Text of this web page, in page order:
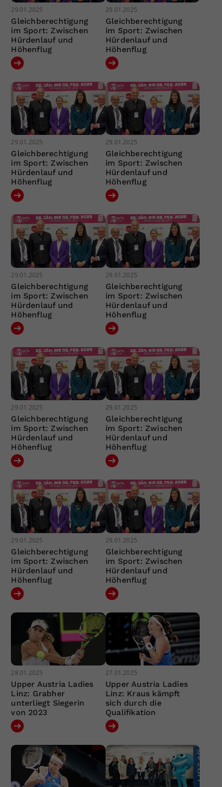
29.01.2025
Gleichberechtigung
im Sport: Zwischen
Hürdenlauf und
Höhenflug
29.01.2025
Gleichberechtigung
im Sport: Zwischen
Hürdenlauf und
Höhenflug
29.01.2025
Gleichberechtigung
im Sport: Zwischen
Hürdenlauf und
Höhenflug
29.01.2025
Gleichberechtigung
im Sport: Zwischen
Hürdenlauf und
Höhenflug
29.01.2025
Gleichberechtigung
im Sport: Zwischen
Hürdenlauf und
Höhenflug
29.01.2025
Gleichberechtigung
im Sport: Zwischen
Hürdenlauf und
Höhenflug
29.01.2025
Gleichberechtigung
im Sport: Zwischen
Hürdenlauf und
Höhenflug
29.01.2025
Gleichberechtigung
im Sport: Zwischen
Hürdenlauf und
Höhenflug
29.01.2025
Gleichberechtigung
im Sport: Zwischen
Hürdenlauf und
Höhenflug
29.01.2025
Gleichberechtigung
im Sport: Zwischen
Hürdenlauf und
Höhenflug
28.01.2025
Upper Austria Ladies
Linz: Grabher
unterliegt Siegerin
von 2023
27.01.2025
Upper Austria Ladies
Linz: Kraus kämpft
sich durch die
Qualifikation